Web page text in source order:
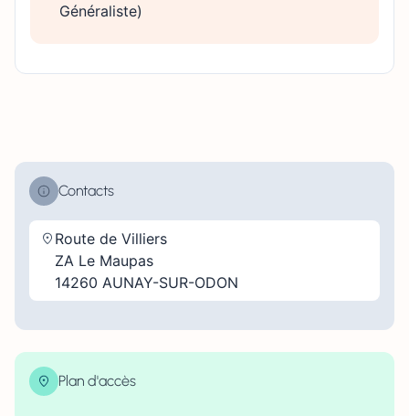
Généraliste)
Contacts
Route de Villiers
ZA Le Maupas
14260 AUNAY-SUR-ODON
Plan d'accès